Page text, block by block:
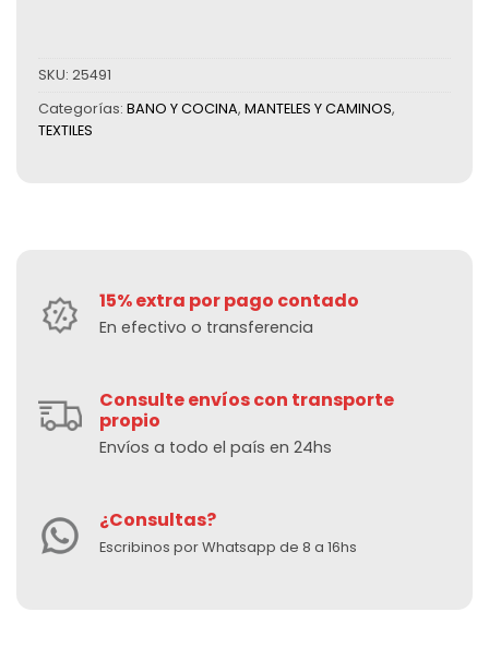
SKU: 25491
Categorías: BANO Y COCINA, MANTELES Y CAMINOS,
TEXTILES
15% extra por pago contado
En efectivo o transferencia
Consulte envíos con transporte
propio
Envíos a todo el país en 24hs
¿Consultas?
Escribinos por Whatsapp de 8 a 16hs